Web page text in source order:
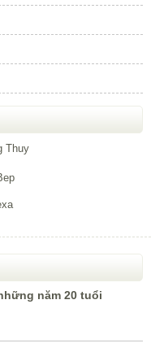
năm 20 tuổi